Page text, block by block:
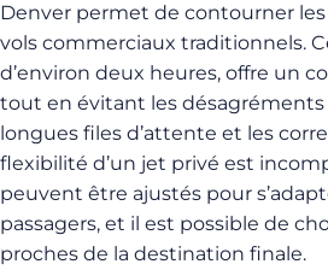
Denver permet de contourner
vols commerciaux traditionnels.
d’environ deux heures, offre un
tout en évitant les
longues files d’attente et les
flexibilité d’un jet privé est
peuvent être ajustés pour
passagers, et il est possible de
proches de la destination finale.